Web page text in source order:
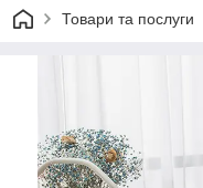
Товари та послуги